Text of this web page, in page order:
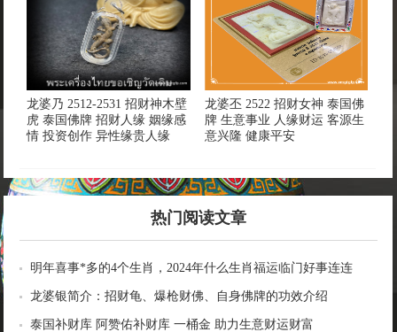
龙婆乃 2512-2531 招财神木壁
虎 泰国佛牌 招财人缘 姻缘感
情 投资创作 异性缘贵人缘
龙婆丕 2522 招财女神 泰国佛
牌 生意事业 人缘财运 客源生
意兴隆 健康平安
热门阅读文章
明年喜事*多的4个生肖，2024年什么生肖福运临门好事连连
龙婆银简介：招财龟、爆枪财佛、自身佛牌的功效介绍
泰国补财库 阿赞佑补财库 一桶金 助力生意财运财富